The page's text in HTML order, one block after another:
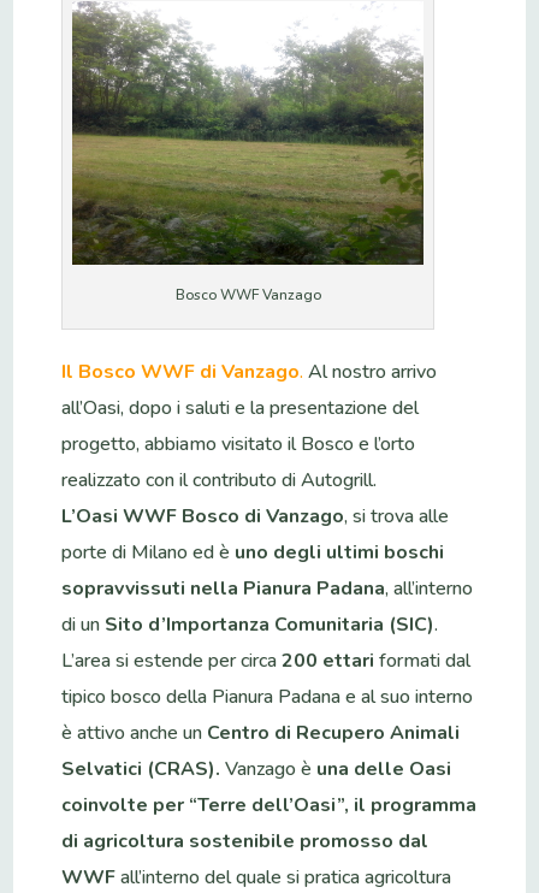
Bosco WWF Vanzago
Il Bosco WWF di Vanzago. Al nostro arrivo
all’Oasi, dopo i saluti e la presentazione del
progetto, abbiamo visitato il Bosco e l’orto
realizzato con il contributo di Autogrill.
L’Oasi WWF Bosco di Vanzago, si trova alle
porte di Milano ed è uno degli ultimi boschi
sopravvissuti nella Pianura Padana, all’interno
di un Sito d’Importanza Comunitaria (SIC).
L’area si estende per circa200 ettari formati dal
tipico bosco della Pianura Padana e al suo interno
è attivo anche un Centro di Recupero Animali
Selvatici (CRAS). Vanzago è una delle Oasi
coinvolte per “Terre dell’Oasi”, il programma
di agricoltura sostenibile promosso dal
WWFall’interno del quale si pratica agricoltura